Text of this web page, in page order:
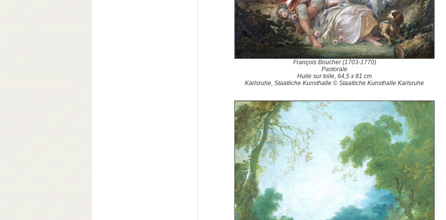
François Boucher (1703-1770)
Pastorale
Huile sur toile, 64,5 x 81 cm
Karlsruhe, Staatliche Kunsthalle © Staatliche Kunsthalle Karlsruhe